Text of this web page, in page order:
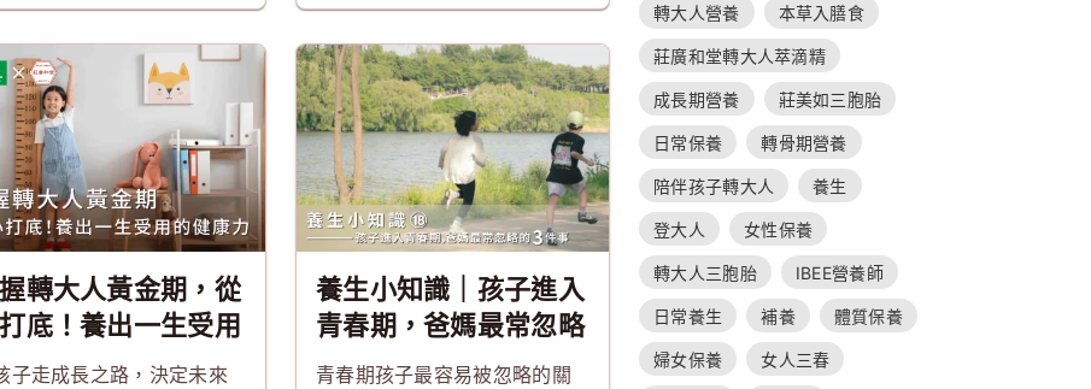
轉大人黃金期，從
底！養出一生受用
康力
子走成長之路，決定未來
養生小知識｜孩子進入
青春期，爸媽最常忽略
的3件事
青春期孩子最容易被忽略的關
轉大人營養 本草入膳食
莊廣和堂轉大人萃滴精
成長期營養 莊美如三胞胎
日常保養 轉骨期營養
陪伴孩子轉大人 養生
登大人 女性保養
轉大人三胞胎 IBEE營養師
日常養生 補養 體質保養
婦女保養 女人三春